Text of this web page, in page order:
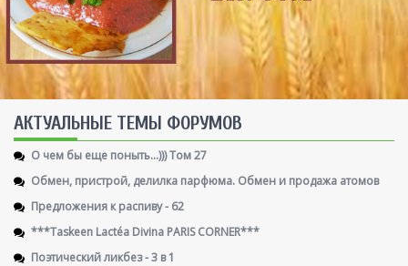
AКТУАЛЬНЫЕ ТЕМЫ ФОРУМОВ
О чем бы еще поныть...))) Том 27
Обмен, пристрой, делилка парфюма. Обмен и продажа атомов
Предложения к распиву - 62
***Taskeen Lactéa Divina PARIS CORNER***
Поэтический ликбез - 3 в 1